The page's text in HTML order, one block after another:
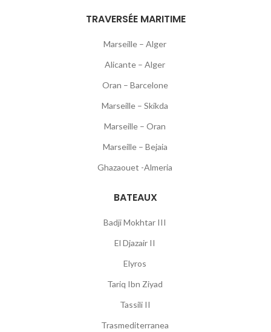
TRAVERSÉE MARITIME
Marseille – Alger
Alicante – Alger
Oran – Barcelone
Marseille – Skikda
Marseille – Oran
Marseille – Bejaia
Ghazaouet -Almeria
BATEAUX
Badji Mokhtar III
El Djazair II
Elyros
Tariq Ibn Ziyad
Tassili II
Trasmediterranea